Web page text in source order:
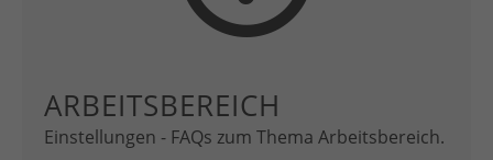
ARBEITSBEREICH
Einstellungen - FAQs zum Thema Arbeitsbereich.